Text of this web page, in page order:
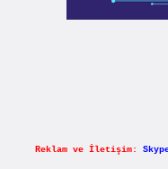
Reklam ve İletişim: